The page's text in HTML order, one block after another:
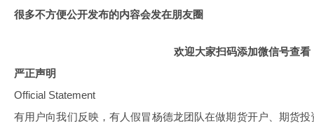
很多不方便公开发布的内容会发在朋友圈
欢迎大家扫码添加微信号查看
严正声明
Official Statement
有用户向我们反映，有人假冒杨德龙团队在做期货开户、期货